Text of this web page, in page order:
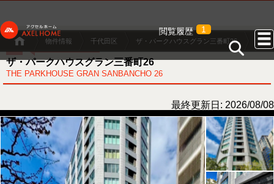
閲覧履歴 1
物件情報 千代田区 ザ・パークハウスグラン三番町26
ザ・パークハウスグラン三番町26
THE PARKHOUSE GRAN SANBANCHO 26
最終更新日: 2026/08/08